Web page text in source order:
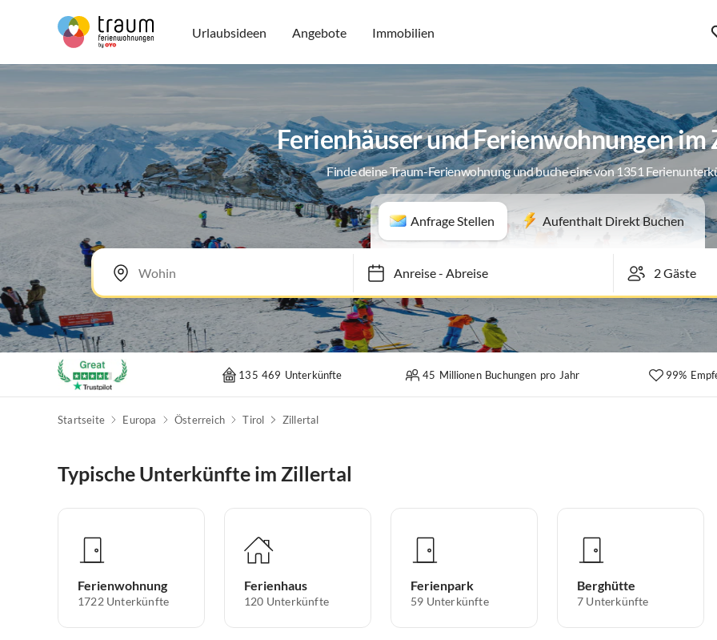
Urlaubsideen Angebote Immobilien
Ferienhäuser und Ferienwohnungen
Finde deine Traum-Ferienwohnung und buche eine von 1351
Anfrage Stellen Aufenthalt Direkt Buchen
Anreise- Abreise
135 469 Unterkünfte 45 Millionen Buchungen pro Jahr 99%
Startseite Europa Österreich Tirol Zillertal
Typische Unterkünfte im Zillertal
Ferienwohnung
1722 Unterkünfte
Ferienhaus
120 Unterkünfte
Ferienpark
59 Unterkünfte
Berghütte
7 Unterkünfte